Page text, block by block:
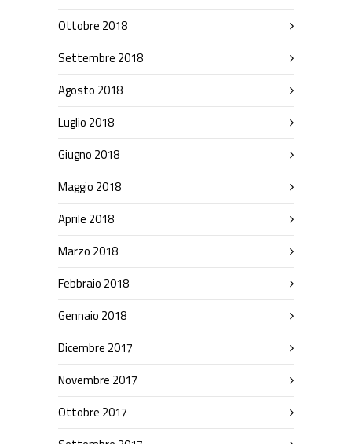
Ottobre 2018
Settembre 2018
Agosto 2018
Luglio 2018
Giugno 2018
Maggio 2018
Aprile 2018
Marzo 2018
Febbraio 2018
Gennaio 2018
Dicembre 2017
Novembre 2017
Ottobre 2017